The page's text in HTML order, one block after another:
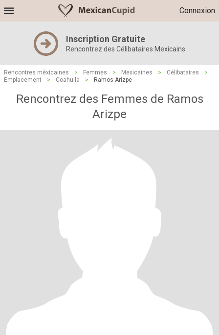
Connexion
Inscription Gratuite
Rencontrez des Célibataires Mexicains
Rencontres méxicaines > Femmes > Mexicaines > Célibataires
>
Emplacement
> Coahuila > Ramos Arizpe
Rencontrez des Femmes de Ramos
Arizpe